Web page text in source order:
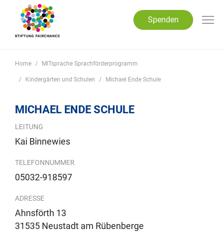
Spenden
Home MITsprache Sprachförderprogramm
Kindergärten und Schulen Michael Ende Schule
MICHAEL ENDE SCHULE
LEITUNG
Kai Binnewies
TELEFONNUMMER
05032-918597
ADRESSE
Ahnsförth 13
31535 Neustadt am Rübenberge